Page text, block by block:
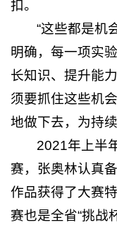
扣。
“这些都是机
明确，每一项实
长知识、提升能
须要抓住这些机
地做下去，为持
2021年上半
赛，张奥林认真
作品获得了大赛
赛也是全省“挑战